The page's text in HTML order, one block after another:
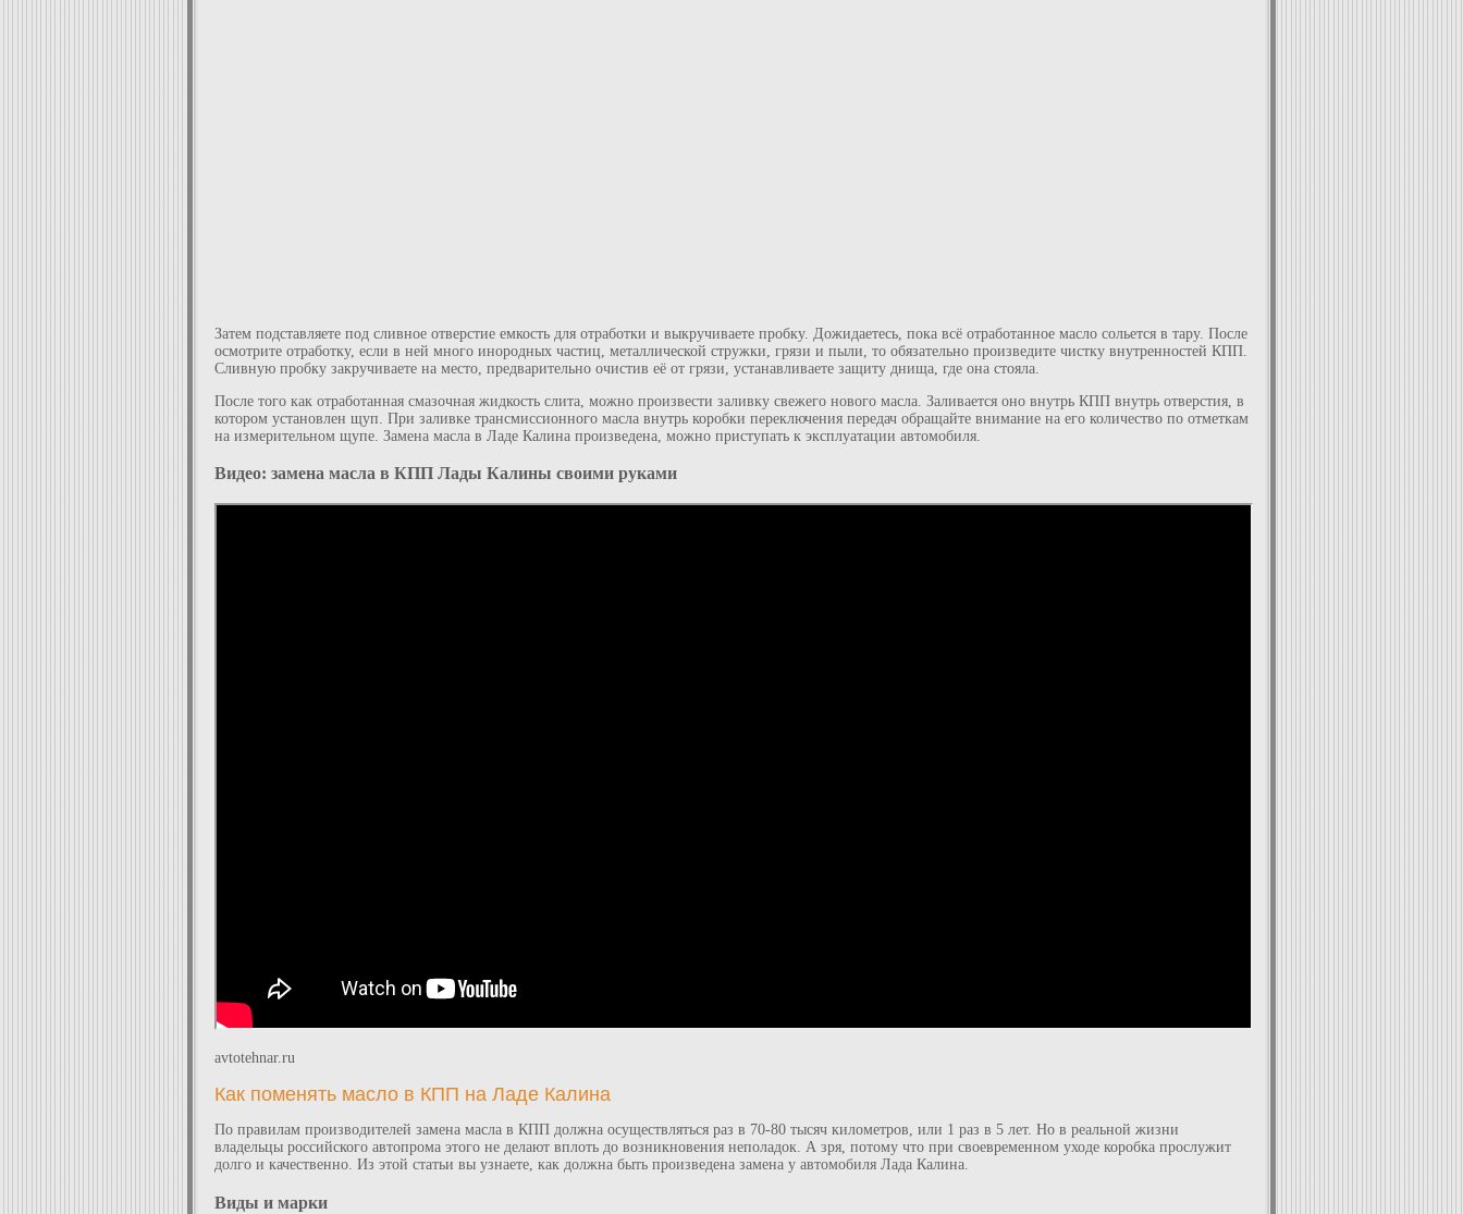
Затем подставляете под сливное отверстие емкость для отработки и выкручиваете пробку. Дожидаетесь, пока всё отработанное масло сольется в тару. После
осмотрите отработку, если в ней много инородных частиц, металлической стружки, грязи и пыли, то обязательно произведите чистку внутренностей КПП.
Сливную пробку закручиваете на место, предварительно очистив её от грязи, устанавливаете защиту днища, где она стояла.
После того как отработанная смазочная жидкость слита, можно произвести заливку свежего нового масла. Заливается оно внутрь КПП внутрь отверстия, в
котором установлен щуп. При заливке трансмиссионного масла внутрь коробки переключения передач обращайте внимание на его количество по отметкам
на измерительном щупе. Замена масла в Ладе Калина произведена, можно приступать к эксплуатации автомобиля.
Видео: замена масла в КПП Лады Калины своими руками
avtotehnar.ru
Как поменять масло в КПП на Ладе Калина
По правилам производителей замена масла в КПП должна осуществляться раз в 70-80 тысяч километров, или 1 раз в 5 лет. Но в реальной жизни
владельцы российского автопрома этого не делают вплоть до возникновения неполадок. А зря, потому что при своевременном уходе коробка прослужит
долго и качественно. Из этой статьи вы узнаете, как должна быть произведена замена у автомобиля Лада Калина.
Виды и марки